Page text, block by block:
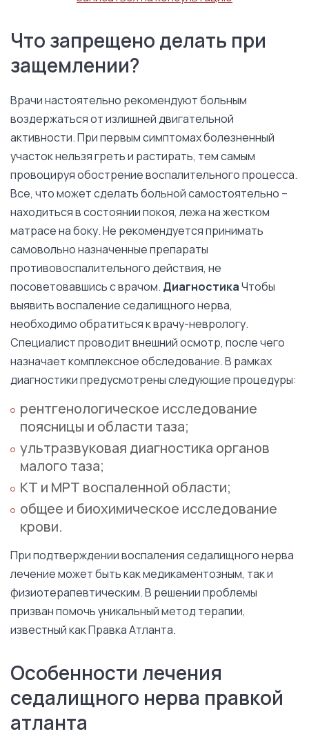
Что запрещено делать при
защемлении?
Врачи настоятельно рекомендуют больным
воздержаться от излишней двигательной
активности. При первым симптомах болезненный
участок нельзя греть и растирать, тем самым
провоцируя обострение воспалительного процесса.
Все, что может сделать больной самостоятельно –
находиться в состоянии покоя, лежа на жестком
матрасе на боку. Не рекомендуется принимать
самовольно назначенные препараты
противовоспалительного действия, не
посоветовавшись с врачом. ДиагностикаЧтобы
выявить воспаление седалищного нерва,
необходимо обратиться к врачу-неврологу.
Специалист проводит внешний осмотр, после чего
назначает комплексное обследование. В рамках
диагностики предусмотрены следующие процедуры:
рентгенологическое исследование
поясницы и области таза;
ультразвуковая диагностика органов
малого таза;
КТ и МРТ воспаленной области;
общее и биохимическое исследование
крови.
При подтверждении воспаления седалищного нерва
лечение может быть как медикаментозным, так и
физиотерапевтическим. В решении проблемы
призван помочь уникальный метод терапии,
известный как Правка Атланта.
Особенности лечения
седалищного нерва правкой
атланта